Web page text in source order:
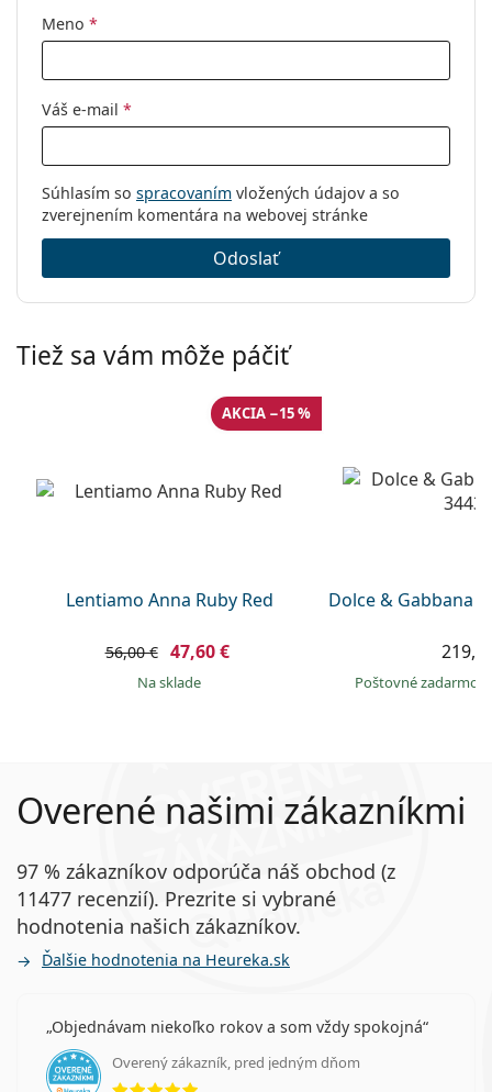
Meno *
Váš e-mail *
Súhlasím so spracovaním vložených údajov a so
zverejnením komentára na webovej stránke
Odoslať
Tiež sa vám môže páčiť
Lentiamo Anna Ruby Red
AKCIA −15 %
56,00 € 47,60 €
na sklade
Dolce & Gabbana
Poštovné zadarmo
Overené našimi zákazníkmi
97 % zákazníkov odporúča náš obchod (z
11477 recenzií). Prezrite si vybrané
hodnotenia našich zákazníkov.
Ďalšie hodnotenia na Heureka.sk
Objednávam niekoľko rokov a som vždy spokojná
Overený zákazník, pred jedným dňom
hodnotenie 5 z 5